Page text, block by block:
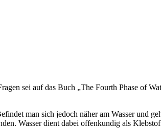
sei auf das Buch „The Fourth Phase of
man sich jedoch näher am Wasser und
Wasser dient dabei offenkundig als